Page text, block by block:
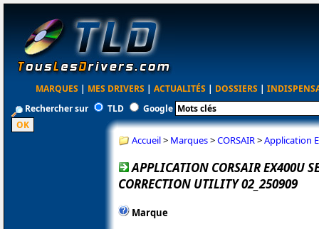
MARQUES | MES DRIVERS | ACTUALITÉS | DOSSIERS |
Rechercher sur
TLD Google
Accueil> Marques>CORSAIR>Application
APPLICATION CORSAIR EX400U
CORRECTION UTILITY 02_250909
Marque